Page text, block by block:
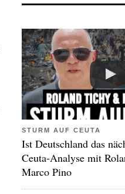
STURM AUF CEUTA
Ist Deutschland das
Ceuta-Analyse mit
Marco Pino